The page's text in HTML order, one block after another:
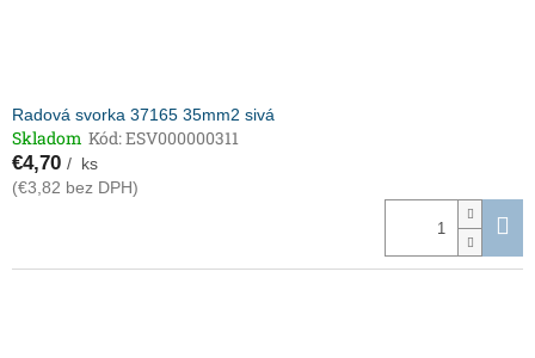
Radová svorka 37165 35mm2 sivá
Skladom Kód:ESV000000311
€4,70 / ks
(€3,82 bez DPH)